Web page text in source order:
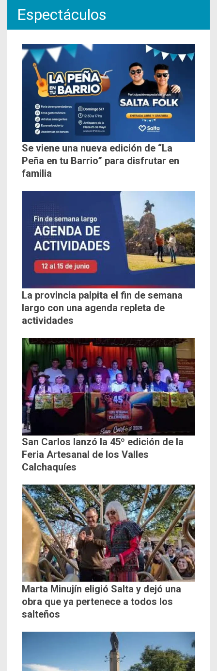
Espectáculos
Se viene una nueva edición de “La
Peña en tu Barrio” para disfrutar en
familia
La provincia palpita el fin de semana
largo con una agenda repleta de
actividades
San Carlos lanzó la 45º edición de la
Feria Artesanal de los Valles
Calchaquíes
Marta Minujín eligió Salta y dejó una
obra que ya pertenece a todos los
salteños